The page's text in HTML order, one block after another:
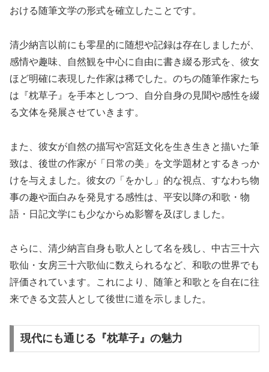
おける随筆文学の形式を確立したことです。
清少納言以前にも零星的に随想や記録は存在しましたが、
感情や趣味、自然観を中心に自由に書き綴る形式を、彼女
ほど明確に表現した作家は稀でした。のちの随筆作家たち
は『枕草子』を手本としつつ、自分自身の見聞や感性を綴
る文体を発展させていきます。
また、彼女が自然の描写や宮廷文化を生き生きと描いた筆
致は、後世の作家が「日常の美」を文学題材とするきっか
けを与えました。彼女の「をかし」的な視点、すなわち物
事の趣や面白みを発見する感性は、平安以降の和歌・物
語・日記文学にも少なからぬ影響を及ぼしました。
さらに、清少納言自身も歌人として名を残し、中古三十六
歌仙・女房三十六歌仙に数えられるなど、和歌の世界でも
評価されています。これにより、随筆と和歌とを自在に往
来できる文芸人として後世に道を示しました。
現代にも通じる『枕草子』の魅力